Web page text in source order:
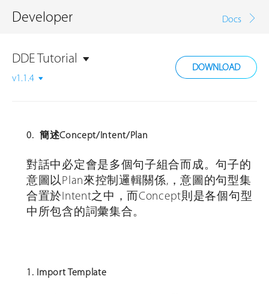
Developer Docs
DDE Tutorial
v1.1.4
DOWNLOAD
0. 簡述Concept/Intent/Plan
對話中必定會是多個句子組合而成。句子的
意圖以Plan來控制邏輯關係, ，意圖的句型集
合置於Intent之中，而Concept則是各個句型
中所包含的詞彙集合。
1. Import Template